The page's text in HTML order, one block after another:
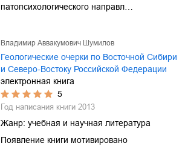
патопсихологического направл…
Владимир Аввакумович Шумилов
Геологические очерки по Восточной Сибири
и Северо-Востоку Российской Федерации
электронная книга
5
Год написания книги 2013
Жанр: учебная и научная литература
Появление книги мотивировано